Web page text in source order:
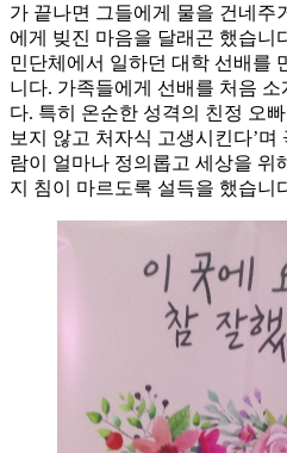
가 끝나면 그들에게 물을 건네주
에게 빚진 마음을 달래곤 했습니
민단체에서 일하던 대학 선배를
니다. 가족들에게 선배를 처음
다. 특히 온순한 성격의 친정 오
보지 않고 처자식 고생시킨다’
람이 얼마나 정의롭고 세상을 위
지 침이 마르도록 설득을 했습니